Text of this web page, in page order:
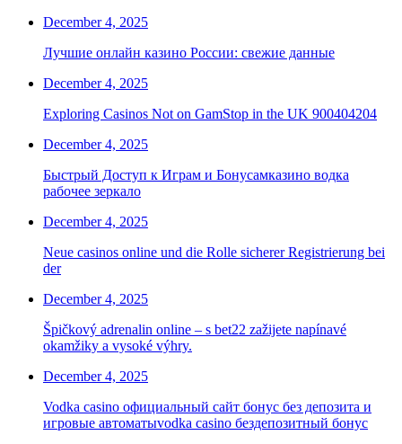
December 4, 2025
Лучшие онлайн казино России: свежие данные
December 4, 2025
Exploring Casinos Not on GamStop in the UK 900404204
December 4, 2025
Быстрый Доступ к Играм и Бонусамказино водка
рабочее зеркало
December 4, 2025
Neue casinos online und die Rolle sicherer Registrierung bei
der
December 4, 2025
Špičkový adrenalin online – s bet22 zažijete napínavé
okamžiky a vysoké výhry.
December 4, 2025
Vodka casino официальный сайт бонус без депозита и
игровые автоматыvodka casino бездепозитный бонус